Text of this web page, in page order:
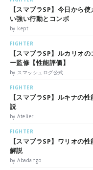
【スマブラSP】今日から
い強い行動とコンボ
by kept
FIGHTER
【スマブラSP】ルカリオ
ー監修【性能評価】
by スマッシュログ公式
FIGHTER
【スマブラSP】ルキナの
説
by Atelier
FIGHTER
【スマブラSP】ワリオの
解説
by Abadango